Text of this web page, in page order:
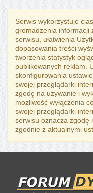
Serwis wykorzystuje
gromadzenia informacji
serwisu, ułatwienia
dopasowania treści
tworzenia statystyk
publikowanych reklam.
skonfigurowania
swojej przeglądarki
zgodę na używanie i
możliwość wyłączenia
swojej przeglądarki
serwisu oznacza zgodę
zgodnie z aktualnymi